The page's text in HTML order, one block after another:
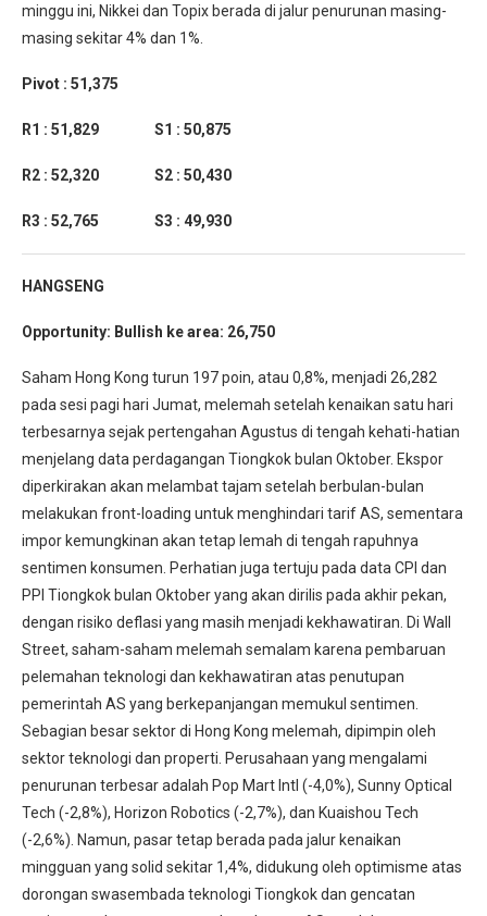
minggu ini, Nikkei dan Topix berada di jalur penurunan masing-
masing sekitar 4% dan 1%.
Pivot : 51,375
R1 : 51,829 S1 : 50,875
R2 : 52,320 S2 : 50,430
R3 : 52,765 S3 : 49,930
HANGSENG
Opportunity: Bullish ke area: 26,750
Saham Hong Kong turun 197 poin, atau 0,8%, menjadi 26,282
pada sesi pagi hari Jumat, melemah setelah kenaikan satu hari
terbesarnya sejak pertengahan Agustus di tengah kehati-hatian
menjelang data perdagangan Tiongkok bulan Oktober. Ekspor
diperkirakan akan melambat tajam setelah berbulan-bulan
melakukan front-loading untuk menghindari tarif AS, sementara
impor kemungkinan akan tetap lemah di tengah rapuhnya
sentimen konsumen. Perhatian juga tertuju pada data CPI dan
PPI Tiongkok bulan Oktober yang akan dirilis pada akhir pekan,
dengan risiko deflasi yang masih menjadi kekhawatiran. Di Wall
Street, saham-saham melemah semalam karena pembaruan
pelemahan teknologi dan kekhawatiran atas penutupan
pemerintah AS yang berkepanjangan memukul sentimen.
Sebagian besar sektor di Hong Kong melemah, dipimpin oleh
sektor teknologi dan properti. Perusahaan yang mengalami
penurunan terbesar adalah Pop Mart Intl (-4,0%), Sunny Optical
Tech (-2,8%), Horizon Robotics (-2,7%), dan Kuaishou Tech
(-2,6%). Namun, pasar tetap berada pada jalur kenaikan
mingguan yang solid sekitar 1,4%, didukung oleh optimisme atas
dorongan swasembada teknologi Tiongkok dan gencatan